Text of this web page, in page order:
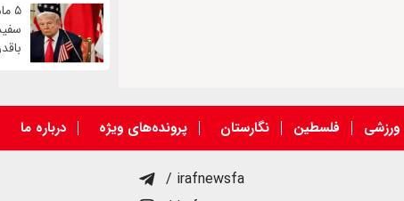
۵
ورزشی فلسطین نگارستان پرونده‌های ویژه درباره ما
/ irafnewsfa